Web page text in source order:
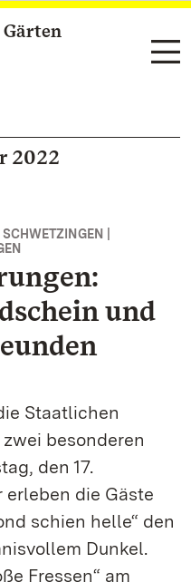
Gärten
2022
|
und
Staatlichen
besonderen
den 17.
erleben die Gäste
schien helle“ den
Dunkel.
Fressen“ am